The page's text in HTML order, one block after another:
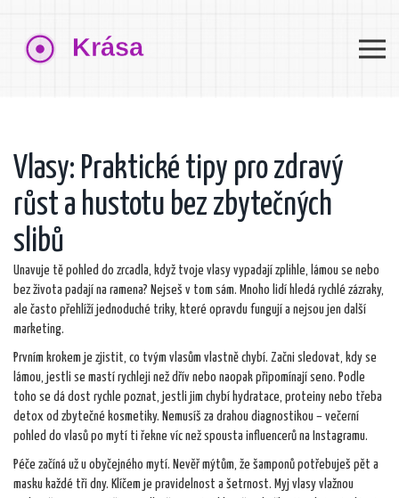
Vlasy: Praktické tipy pro zdravý
růst a hustotu bez zbytečných
slibů
Unavuje tě pohled do zrcadla, když tvoje vlasy vypadají zplihle, lámou se nebo
bez života padají na ramena? Nejseš v tom sám. Mnoho lidí hledá rychlé zázraky,
ale často přehlíží jednoduché triky, které opravdu fungují a nejsou jen další
marketing.
Prvním krokem je zjistit, co tvým vlasům vlastně chybí. Začni sledovat, kdy se
lámou, jestli se mastí rychleji než dřív nebo naopak připomínají seno. Podle
toho se dá dost rychle poznat, jestli jim chybí hydratace, proteiny nebo třeba
detox od zbytečné kosmetiky. Nemusíš za drahou diagnostikou – večerní
pohled do vlasů po mytí ti řekne víc než spousta influencerů na Instagramu.
Péče začíná už u obyčejného mytí. Nevěř mýtům, že šamponů potřebuješ pět a
masku každé tři dny. Klíčem je pravidelnost a šetrnost. Myj vlasy vlažnou